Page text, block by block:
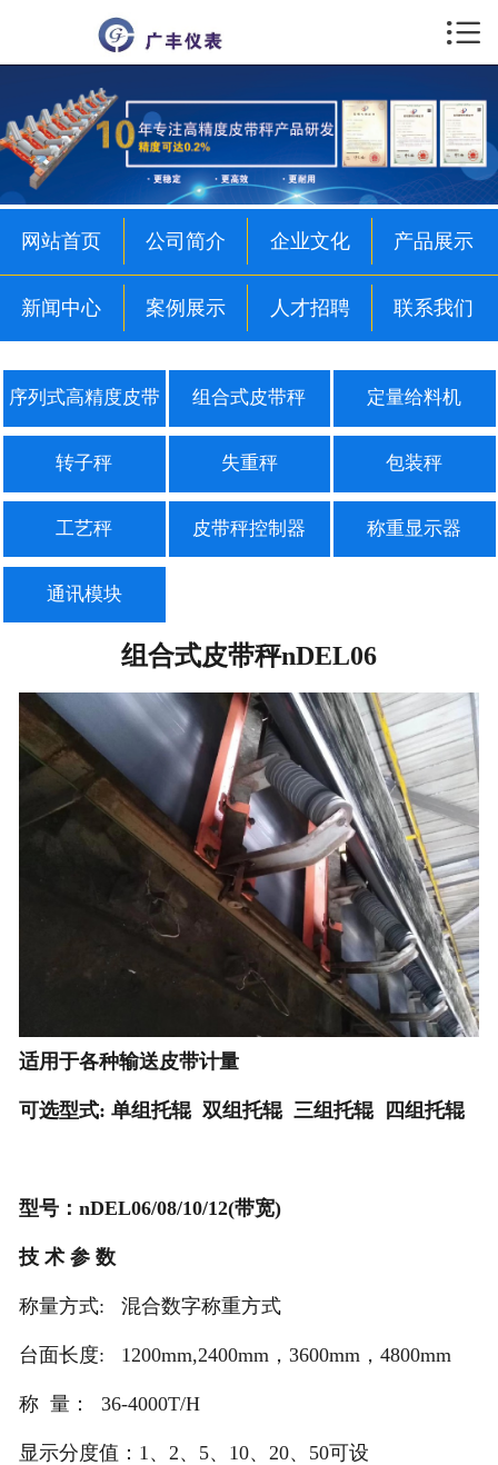
企业文化
产品展示
新闻中心
案例展示
人才招聘
联系我们

网站首页 公司简介 企业文化 产品展示
新闻中心 案例展示 人才招聘 联系我们
序列式高精度皮带
秤
组合式皮带秤 定量给料机
转子秤 失重秤 包装秤
工艺秤 皮带秤控制器 称重显示器
通讯模块
组合式皮带秤nDEL06
适用于各种输送皮带计量
可选型式: 单组托辊 双组托辊 三组托辊 四组托辊
型号：nDEL06/08/10/12(带宽)
技 术 参 数
称量方式: 混合数字称重方式
台面长度: 1200mm,2400mm，3600mm，4800mm
称 量： 36-4000T/H
显示分度值：1、2、5、10、20、50可设